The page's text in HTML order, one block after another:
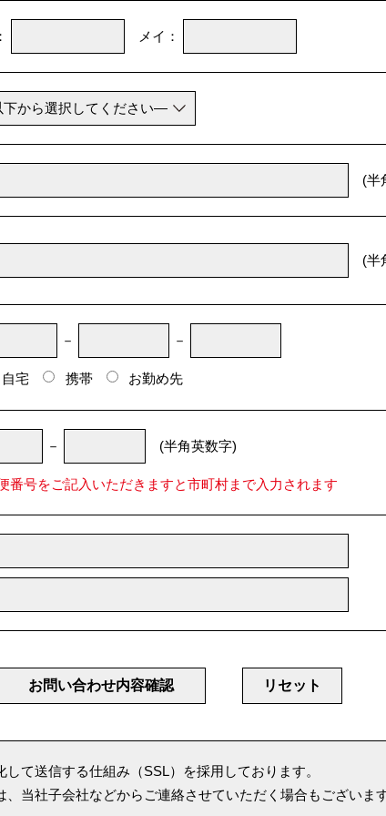
メイ：
(半
(半
－ －
自宅 携帯 お勤め先
－ (半角英数字)
番号をご記入いただきますと市町村まで入力されます
リセット
て送信する仕組み（SSL）を採用しております。
当社子会社などからご連絡させていただく場合もございま